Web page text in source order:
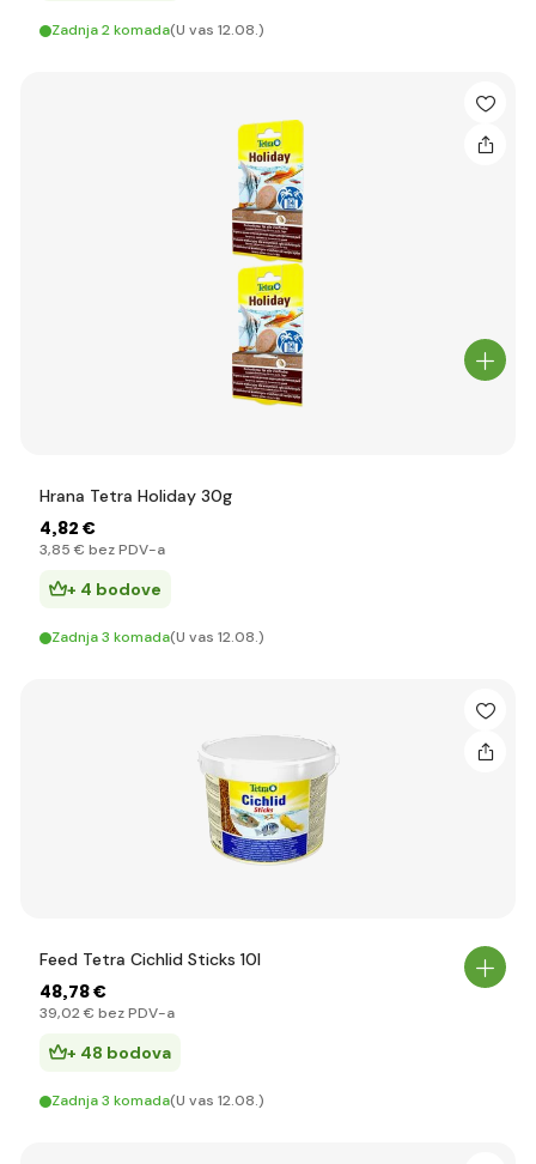
Zadnja 2 komada(U vas 12.08.)
Hrana Tetra Holiday 30g
4,82 €
3,85 € bez PDV-a
+ 4 bodove
Zadnja 3 komada(U vas 12.08.)
Feed Tetra Cichlid Sticks 10l
48,78 €
39,02 € bez PDV-a
+ 48 bodova
Zadnja 3 komada(U vas 12.08.)